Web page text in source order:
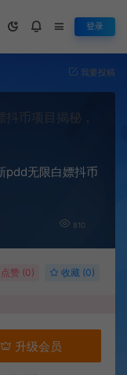
登录
我要投稿
pdd无限白嫖抖币
810
点赞 (0) 收藏 (0)
升级会员